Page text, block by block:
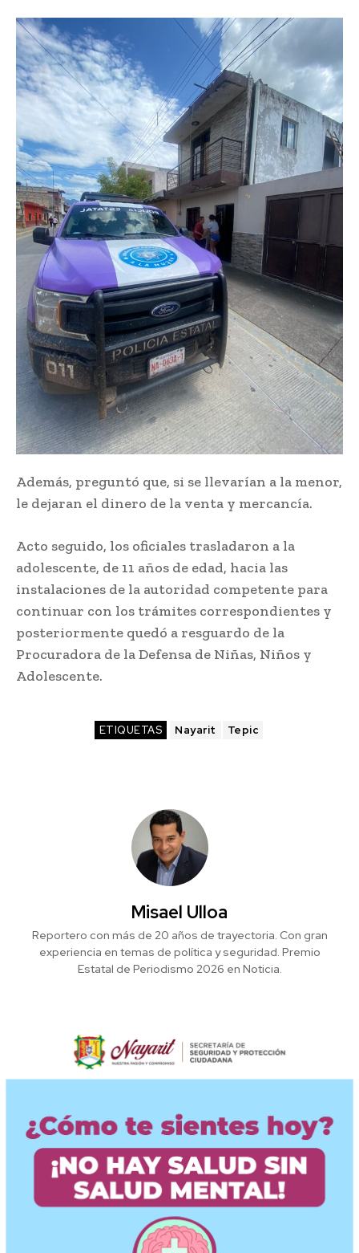
Además, preguntó que, si se llevarían a la menor,
le dejaran el dinero de la venta y mercancía.
Acto seguido, los oficiales trasladaron a la
adolescente, de 11 años de edad, hacia las
instalaciones de la autoridad competente para
continuar con los trámites correspondientes y
posteriormente quedó a resguardo de la
Procuradora de la Defensa de Niñas, Niños y
Adolescente.
ETIQUETAS Nayarit Tepic
Misael Ulloa
Reportero con más de 20 años de trayectoria. Con gran
experiencia en temas de política y seguridad. Premio
Estatal de Periodismo 2026 en Noticia.